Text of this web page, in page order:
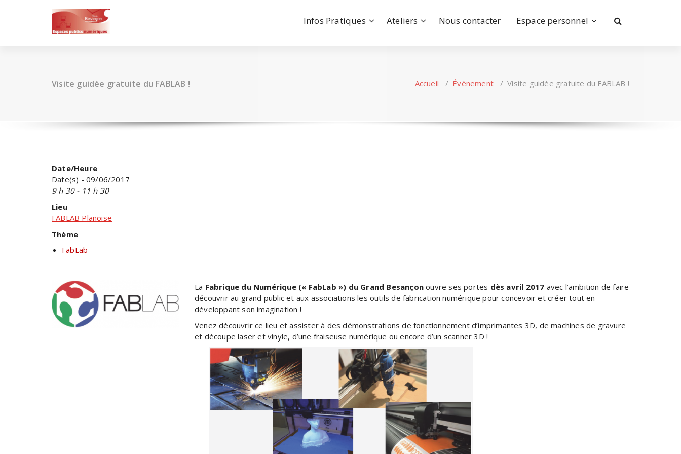
Infos Pratiques Ateliers Nous contacter Espace personnel
Visite guidée gratuite du FABLAB ! Accueil / Évènement/Visite guidée gratuite du FABLAB !
Date/Heure
Date(s) - 09/06/2017
9 h 30 - 11 h 30
Lieu
FABLAB Planoise
Thème
FabLab
La Fabrique du Numérique (« FabLab ») du Grand Besançon ouvre ses portes dès avril 2017 avec l’ambition de faire
découvrir au grand public et aux associations les outils de fabrication numérique pour concevoir et créer tout en
développant son imagination !
Venez découvrir ce lieu et assister à des démonstrations de fonctionnement d’imprimantes 3D, de machines de gravure
et découpe laser et vinyle, d’une fraiseuse numérique ou encore d’un scanner 3D !